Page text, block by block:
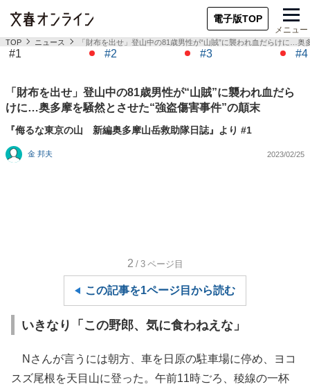
電子版TOP
メニュー
TOP ニュース 「財布を出せ」登山中の81歳男性が“山賊”に襲われ血だらけに…奥
#1 #2 #3 #4
「財布を出せ」登山中の81歳男性が“山賊”に襲われ血だら
けに…奥多摩を騒然とさせた“強盗傷害事件”の顛末
『侮るな東京の山 新編奥多摩山岳救助隊日誌』より #1
金 邦夫 2023/02/25
2 /3 ページ目
この記事を1ページ目から読む
いきなり「この野郎、気に食わねえな」
Nさんが言うには朝方、車を日原の駐車場に停め、ヨコ
スズ尾根を天目山に登った。午前11時ごろ、稜線の一杯